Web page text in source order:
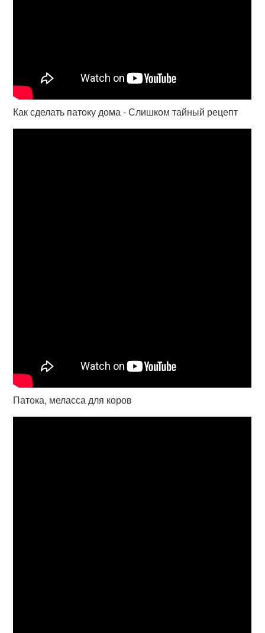
Как сделать патоку дома - Слишком тайный рецепт
Патока, меласса для коров